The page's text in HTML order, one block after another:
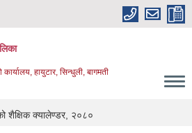
कार्यालय, हायुटार, सिन्धुली, बागमती
शैक्षिक क्यालेण्डर, २०८०